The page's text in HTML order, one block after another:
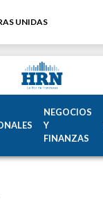
UNIDAS
NEGOCIOS
Y
FINANZAS